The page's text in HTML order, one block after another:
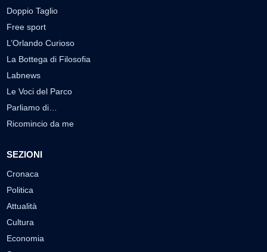
Doppio Taglio
Free sport
L’Orlando Curioso
La Bottega di Filosofia
Labnews
Le Voci del Parco
Parliamo di…
Ricomincio da me
SEZIONI
Cronaca
Politica
Attualità
Cultura
Economia